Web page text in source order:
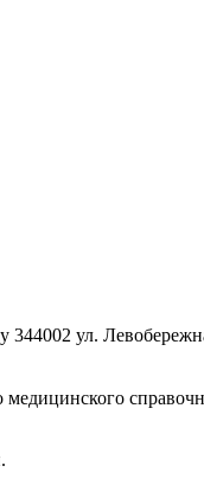
344002 ул.
медицинского